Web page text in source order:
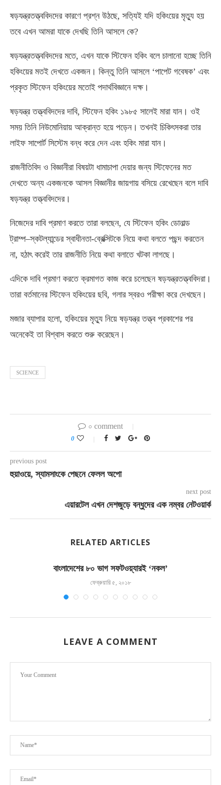
ষড়যন্ত্রতত্ত্ববিদদের কারণে প্রশ্ন উঠছে, সত্যিই যদি হকিংয়ের মৃত্যু হয়
তবে এখন আমরা যাকে দেখছি তিনি আসলে কে?
‌ষড়যন্ত্রতত্ত্ববিদদের মতে, এখন যাকে স্টিফেন হকিং বলে চালানো হচ্ছে তিনি
হকিংয়ের মতই দেখতে একজন। কিন্তু তিনি আসলে ‘‌পাপেট গবেষক’‌ এবং
প্রকৃত স্টিফেন হকিংয়ের মতোই পদার্থবিজ্ঞানে দক্ষ।
ষড়যন্ত্র তত্ত্ববিদদের দাবি, স্টিফেন হকিং ১৯৮৫ সালেই মারা যান। ওই
সময় তিনি নিউমোনিয়ায় আক্রান্ত হয়ে পড়েন। তখনই চিকিৎসকরা তার
লাইফ সাপোর্ট সিস্টেম বন্ধ করে দেন এবং হকিং মারা যান।
রাজনীতিবিদ ও বিজ্ঞানীরা বিষয়টা ধামাচাপা দেয়ার জন্য স্টিফেনের মত
দেখতে অন্য একজনকে আসল বিজ্ঞানীর জায়গায় বসিয়ে রেখেছেন বলে দাবি
ষড়যন্ত্র তত্ত্ববিদদের।
নিজেদের দাবি প্রমাণ করতে তারা বলছেন, যে স্টিফেন হকিং ডোনাল্ড
ট্রাম্প–স্কটল্যান্ডের স্বাধীনতা-ব্রেক্সিটকে নিয়ে কথা বলতে পছন্দ করতেন
না, হঠাৎ করেই তার রাজনীতি নিয়ে কথা বলাতে খটকা লাগছে।
এদিকে দাবি প্রমাণ করতে ক্রমাগত কাজ করে চলেছেন ষড়যন্ত্রতত্ত্ববিদরা।
তারা বর্তমানের স্টিফেন হকিংয়ের ছবি, গলার স্বরও পরীক্ষা করে দেখছেন।
মজার ব্যাপার হলো, হকিংয়ের মৃত্যু নিয়ে ষড়যন্ত্র তত্ত্ব প্রকাশের পর
অনেকেই তা বিশ্বাস করতে শুরু করেছেন।
SCIENCE
০ comment
0
previous post
হুয়াওয়ে, স্যামসাংকে পেছনে ফেলল অপো
next post
এয়ারটেল এখন দেশজুড়ে বন্ধুদের এক নম্বর নেটওয়ার্ক
RELATED ARTICLES
বাংলাদেশের ৮০ ভাগ সফটওয়্যারই ‘নকল’
ফেব্রুয়ারি ৫, ২০১৮
LEAVE A COMMENT